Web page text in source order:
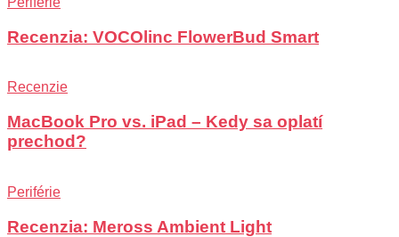
Recenzia: VOCOlinc FlowerBud Smart
Recenzie
MacBook Pro vs. iPad – Kedy sa oplatí
prechod?
Periférie
Recenzia: Meross Ambient Light